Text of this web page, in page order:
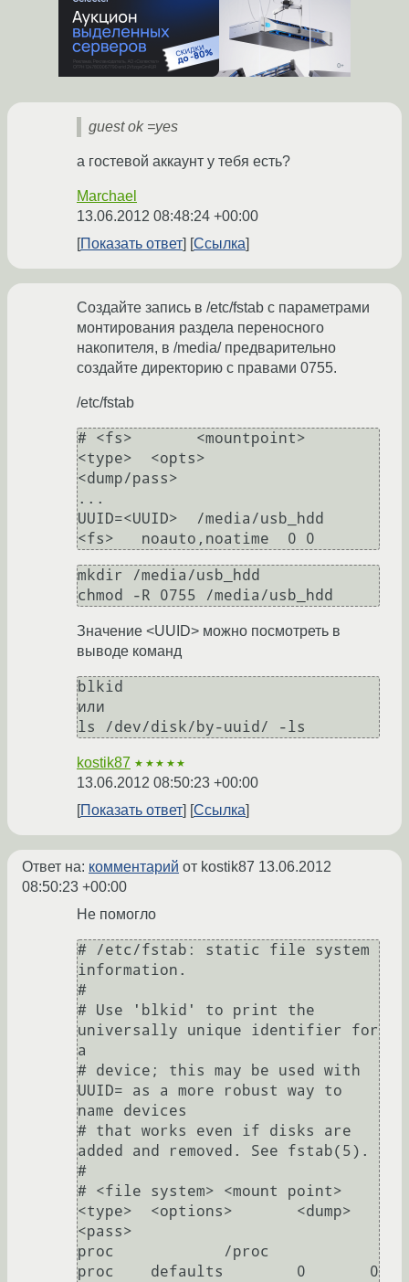
guest ok =yes
а гостевой аккаунт у тебя есть?
Marchael
13.06.2012 08:48:24 +00:00
Показать ответ
Ссылка
Создайте запись в /etc/fstab с параметрами
монтирования раздела переносного
накопителя, в /media/ предварительно
создайте директорию с правами 0755.
/etc/fstab
# <fs>       <mountpoint>
<type>  <opts>
<dump/pass>
...
UUID=<UUID>  /media/usb_hdd
mkdir /media/usb_hdd
Значение <UUID> можно посмотреть в
выводе команд
blkid
или
kostik87 ★★★★★
13.06.2012 08:50:23 +00:00
Показать ответ
Ссылка
Ответ на: комментарий от kostik87 13.06.2012
08:50:23 +00:00
Не помогло
# /etc/fstab: static file system
information.
#
# Use 'blkid' to print the
universally unique identifier for
a
# device; this may be used with
UUID= as a more robust way to
name devices
# that works even if disks are
added and removed. See fstab(5).
#
# <file system> <mount point>
<type>  <options>       <dump>
<pass>
proc            /proc
proc    defaults        0       0